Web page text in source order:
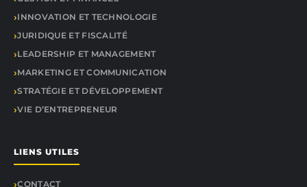
INNOVATION ET TECHNOLOGIE
JURIDIQUE ET FISCALITÉ
LEADERSHIP ET MANAGEMENT
MARKETING ET COMMUNICATION
STRATÉGIE ET DÉVELOPPEMENT
VIE D’ENTREPRENEUR
LIENS UTILES
CONTACT